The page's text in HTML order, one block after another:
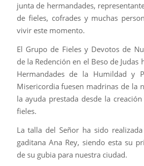
junta de hermandades,
de fieles, cofrades y muchas
vivir este momento.
El Grupo de Fieles y Devotos de
de la Redención en el Beso de Judas
Hermandades de la Humildad y
Misericordia fuesen madrinas de la
la ayuda prestada desde la
fieles.
La talla del Señor ha sido
gaditana Ana Rey, siendo esta su
de su gubia para nuestra ciudad.